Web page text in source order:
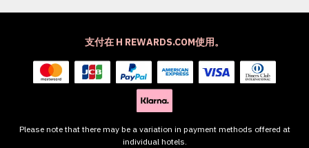
支付在 H REWARDS.COM使用。
Please note that there may be a variation in payment methods offered at
individual hotels.